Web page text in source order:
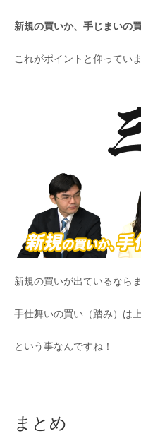
新規の買いか、手じまいの
これがポイントと仰っていま
新規の買いが出ているなら
手仕舞いの買い（踏み）は
という事なんですね！
まとめ